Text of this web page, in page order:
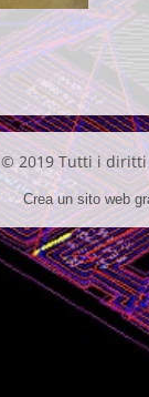
© 2019 Tutti i
Crea un sito web